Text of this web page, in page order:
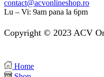
contact@acvonlineshop.ro
Lu – Vi: 9am pana la 6pm
Copyright © 2023 ACV
Home